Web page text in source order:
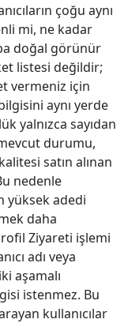
çoğu aynı
mi, ne kadar
doğal görünür
listesi değildir;
vermeniz için
aynı yerde
yalnızca sayıdan
durumu,
satın alınan
nedenle
yüksek adedi
daha
Ziyareti işlemi
adı veya
aşamalı
istenmez. Bu
kullanıcılar